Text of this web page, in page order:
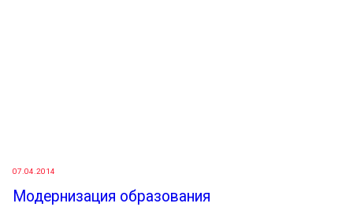
07.04.2014
Модернизация образования